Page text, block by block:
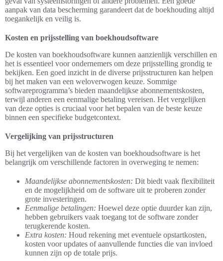
aanpak van data bescherming garandeert dat de boekhouding altijd
toegankelijk en veilig is.
Kosten en prijsstelling van boekhoudsoftware
De kosten van boekhoudsoftware kunnen aanzienlijk verschillen en
het is essentieel voor ondernemers om deze prijsstelling grondig te
bekijken. Een goed inzicht in de diverse prijsstructuren kan helpen
bij het maken van een weloverwogen keuze. Sommige
softwareprogramma’s bieden maandelijkse abonnementskosten,
terwijl anderen een eenmalige betaling vereisen. Het vergelijken
van deze opties is cruciaal voor het bepalen van de beste keuze
binnen een specifieke budgetcontext.
Vergelijking van prijsstructuren
Bij het vergelijken van de kosten van boekhoudsoftware is het
belangrijk om verschillende factoren in overweging te nemen:
Maandelijkse abonnementskosten: Dit biedt vaak flexibiliteit
en de mogelijkheid om de software uit te proberen zonder
grote investeringen.
Eenmalige betalingen: Hoewel deze optie duurder kan zijn,
hebben gebruikers vaak toegang tot de software zonder
terugkerende kosten.
Extra kosten: Houd rekening met eventuele opstartkosten,
kosten voor updates of aanvullende functies die van invloed
kunnen zijn op de totale prijs.